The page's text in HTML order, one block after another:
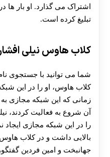
اشتراک می گذارد. او بار ها
تبلیغ کرده است.
کلاب هاوس نیلی
شما می توانید با جستجوی
کلاب هاوس، او را در این
زمانی که این شبکه مجازی به
آن شروع به فعالیت کردند،
را در این شبکه مجازی ایجاد
بالایی داشت و در کلاب
جهانبخت و امین فردین